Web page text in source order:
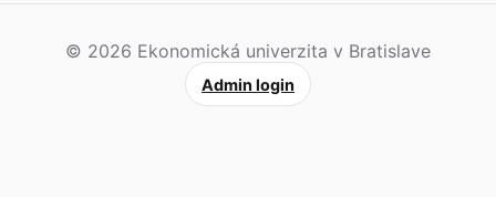
© 2026 Ekonomická univerzita v Bratislave
Admin login